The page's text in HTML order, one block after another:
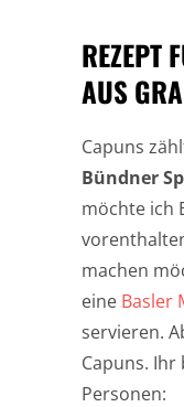
REZEPT
AUS
Capuns
Bündner
möchte ich
machen
eine Basler
servieren.
Capuns.
Personen: